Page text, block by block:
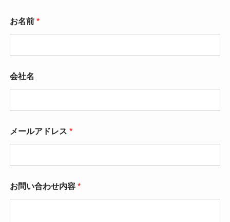
お名前 *
会社名
メールアドレス *
*
メ
お問い合わせ内容 *